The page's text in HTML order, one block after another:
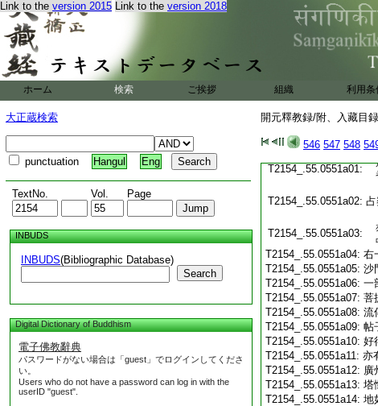
Link to the version 2015 Link to the version 2018
ホーム 検索 ご挨拶 組織 利用条
大正蔵検索
punctuation Hangul Eng
TextNo. Vol. Page
INBUDS
INBUDS(Bibliographic Database)
Search
Digital Dictionary of Buddhism
電子佛教辭典
パスワードがない場合は「guest」でログインしてくださ
い。
Users who do not have a password can log in with the
userID "guest".
開元釋教録/附、入藏目
546 547 548
T2154_.55.0550c24: 朝
T2154_.55.0550c25:
累
T2154_.55.0550c27:琮
T2154_.55.0550c28: 義
T2154_.55.0550c29:
T2154_.55.0551a01:
T2154_.55.0551a02:
T2154_.55.0551a03:
T2154_.55.0551a04: 右
T2154_.55.0551a05: 沙
T2154_.55.0551a06: 一
T2154_.55.0551a07: 菩
T2154_.55.0551a08: 流
T2154_.55.0551a09: 帖
T2154_.55.0551a10: 好
T2154_.55.0551a11: 亦
T2154_.55.0551a12: 廣
T2154_.55.0551a13: 塔
T2154_.55.0551a14: 地